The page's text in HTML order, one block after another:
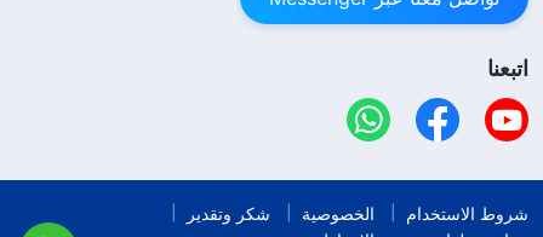
اتبعنا
شروط الاستخدام الخصوصية
شكر وتقدير